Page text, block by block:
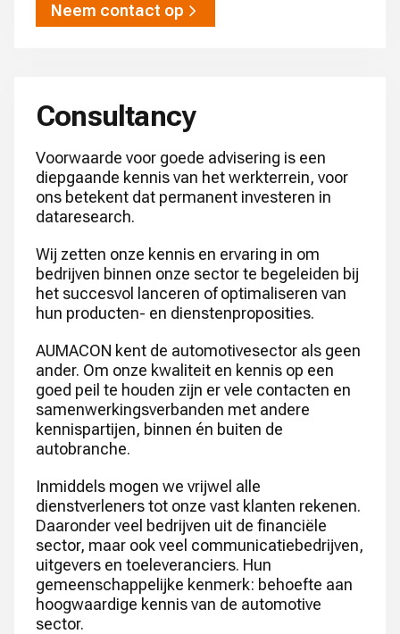
Neem contact op
Consultancy
Voorwaarde voor goede advisering is een
diepgaande kennis van het werkterrein, voor
ons betekent dat permanent investeren in
dataresearch.
Wij zetten onze kennis en ervaring in om
bedrijven binnen onze sector te begeleiden bij
het succesvol lanceren of optimaliseren van
hun producten- en dienstenproposities.
AUMACON kent de automotivesector als geen
ander. Om onze kwaliteit en kennis op een
goed peil te houden zijn er vele contacten en
samenwerkingsverbanden met andere
kennispartijen, binnen én buiten de
autobranche.
Inmiddels mogen we vrijwel alle
dienstverleners tot onze vast klanten rekenen.
Daaronder veel bedrijven uit de financiële
sector, maar ook veel communicatiebedrijven,
uitgevers en toeleveranciers. Hun
gemeenschappelijke kenmerk: behoefte aan
hoogwaardige kennis van de automotive
sector.